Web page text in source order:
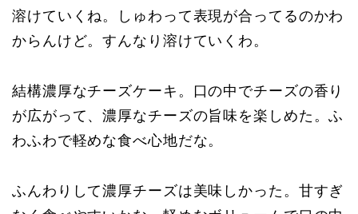
溶けていくね。しゅわって表現が合ってるのかわ
からんけど。すんなり溶けていくわ。
結構濃厚なチーズケーキ。口の中でチーズの香り
が広がって、濃厚なチーズの旨味を楽しめた。ふ
わふわで軽めな食べ心地だな。
ふんわりして濃厚チーズは美味しかった。甘すぎ